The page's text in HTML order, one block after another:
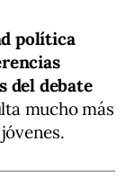
política
del debate
mucho más